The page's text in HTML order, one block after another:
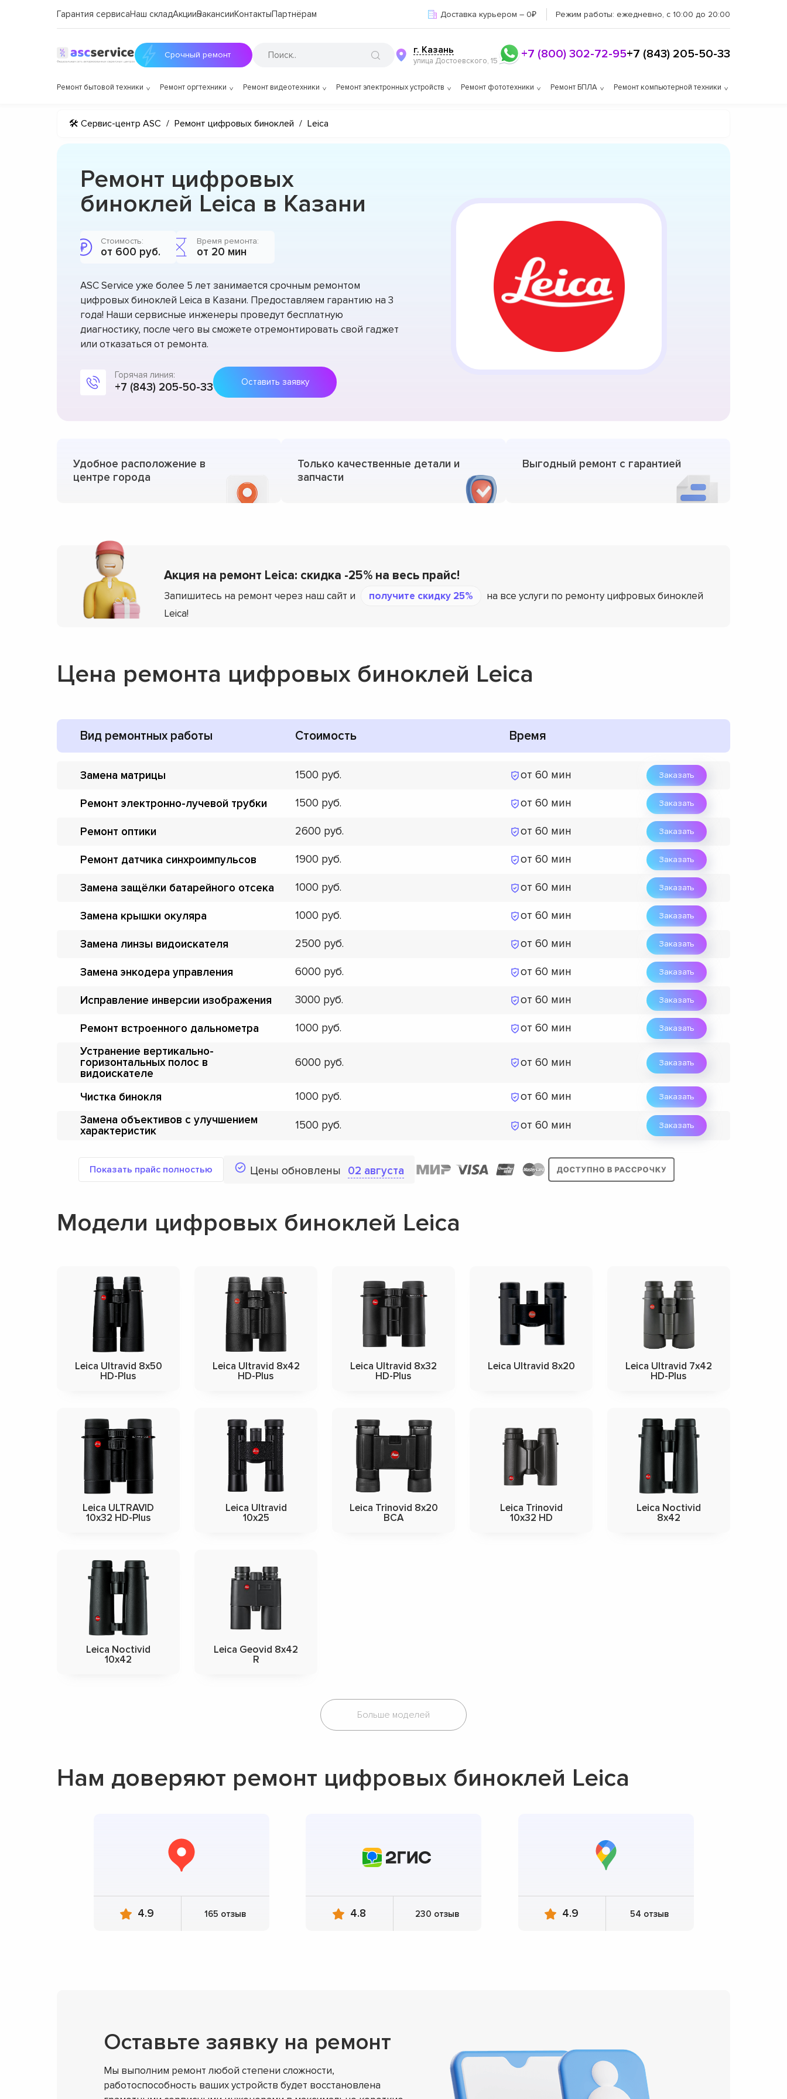
Гарантия сервисаНаш складАкцииВакансииКонтактыПартнёрам Доставка курьером – 0₽ Режим работы: ежедневно, с 10:00 до 20:00
Срочный ремонт г. Казань
улица Достоевского, 15 +7 (800) 302-72-95+7 (843) 205-50-33
Ремонт бытовой техники Ремонт оргтехники Ремонт видеотехники Ремонт электронных устройств Ремонт фототехники Ремонт БПЛА Ремонт компьютерной техники
🛠 Сервис-центр ASC / Ремонт цифровых биноклей / Leica
Ремонт цифровых
биноклей Leica в Казани
Стоимость:
от 600 руб.
Время ремонта:
от 20 мин
ASC Service уже более 5 лет занимается срочным ремонтом
цифровых биноклей Leica в Казани. Предоставляем гарантию на 3
года! Наши сервисные инженеры проведут бесплатную
диагностику, после чего вы сможете отремонтировать свой гаджет
или отказаться от ремонта.
Горячая линия:
+7 (843) 205-50-33 Оставить заявку
Удобное расположение в
центре города
Только качественные детали и
запчасти
Выгодный ремонт с гарантией
Акция на ремонт Leica: скидка -25% на весь прайс!
Запишитесь на ремонт через наш сайт и получите скидку 25%
на все услуги по ремонту цифровых биноклей
Leica!
Цена ремонта цифровых биноклей Leica
Вид ремонтных работы Стоимость Время
Замена матрицы 1500 от 60 мин Заказать
Ремонт электронно-лучевой трубки 1500 от 60 мин Заказать
Ремонт оптики 2600 от 60 мин Заказать
Ремонт датчика синхроимпульсов 1900 от 60 мин Заказать
Замена защёлки батарейного отсека 1000 от 60 мин Заказать
Замена крышки окуляра 1000 от 60 мин Заказать
Замена линзы видоискателя 2500 от 60 мин Заказать
Замена энкодера управления 6000 от 60 мин Заказать
Исправление инверсии изображения 3000 от 60 мин Заказать
Ремонт встроенного дальнометра 1000 от 60 мин Заказать
Устранение вертикально-
горизонтальных полос в
видоискателе
6000 от 60 мин Заказать
Чистка бинокля 1000 от 60 мин Заказать
Замена объективов с улучшением
характеристик
1500 от 60 мин Заказать
Показать прайс полностью Цены обновлены 02 августа
Модели цифровых биноклей Leica
Leica Ultravid 8x50
HD-Plus
Leica Ultravid 8x42
HD-Plus
Leica Ultravid 8x32
HD-Plus
Leica Ultravid 8x20
Leica Ultravid 7x42
HD-Plus
Leica ULTRAVID
10x32 HD-Plus
Leica Ultravid
10x25
Leica Trinovid 8x20
BCA
Leica Trinovid
10x32 HD
Leica Noctivid
8x42
Leica Noctivid
10x42
Leica Geovid 8x42
R
Больше моделей
Нам доверяют ремонт цифровых биноклей Leica
4.9 165 отзыв 4.8 230 отзыв 4.9 54 отзыв
Оставьте заявку на ремонт
Мы выполним ремонт любой степени сложности,
работоспособность ваших устройств будет восстановлена